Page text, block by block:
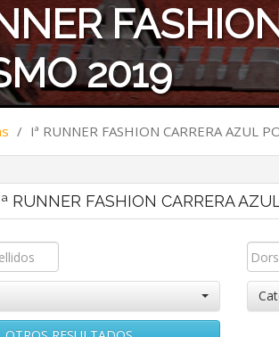
2019
/ Iª RUNNER FASHION CARRERA AZUL
RUNNER FASHION CARRERA